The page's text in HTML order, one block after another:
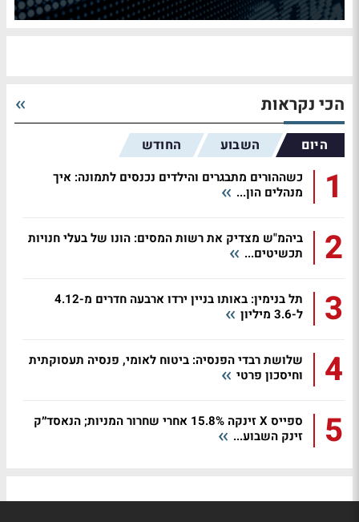
הכי נקראות
היום השבוע החודש
1
כשההורים מתבגרים והילדים נכנסים לתמונה: איך
מנהלים הון...
2
ביהמ"ש מצדיק את רשות המסים: הונו של בעלי חנויות
תכשיטים...
3
תל בנימין: באותו בניין ירדו ארבעה חדרים מ-4.12
ל-3.6 מיליון
4
שלושת רבדי הפנסיה: ביטוח לאומי, פנסיה תעסוקתית
וחיסכון פרטי
5
ספייס X זינקה 15.8% אחרי שחרור המניות; הנאסד״ק
זינק השבוע...